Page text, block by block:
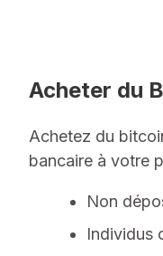
Acheter du
Achetez du
bancaire à votre
Non
Individus